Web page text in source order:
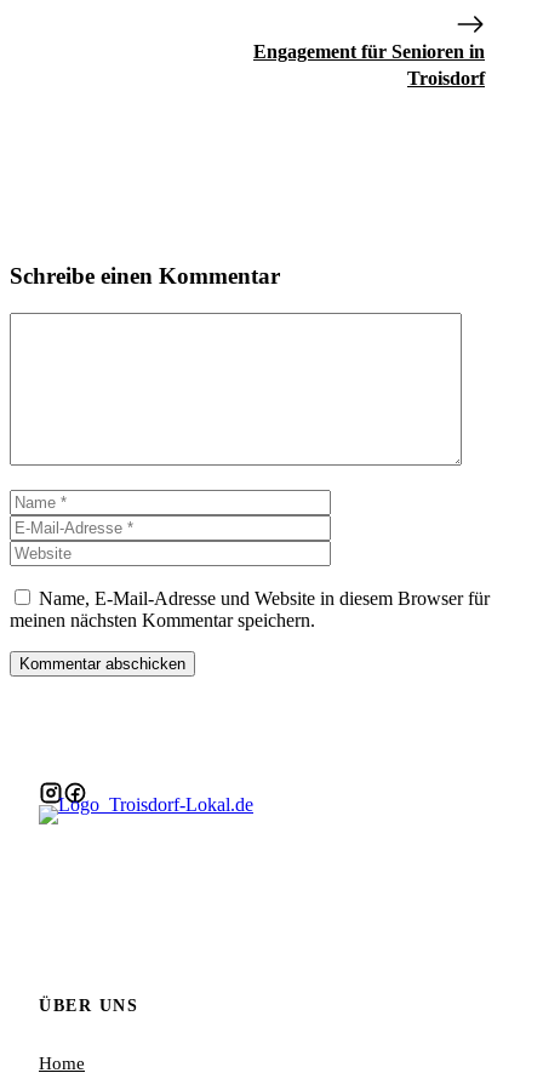
Engagement für Senioren in
Troisdorf
Schreibe einen Kommentar
Name
Mail-
Adresse
Name, E-Mail-Adresse und Website in diesem Browser für
meinen nächsten Kommentar speichern.
ÜBER UNS
Home